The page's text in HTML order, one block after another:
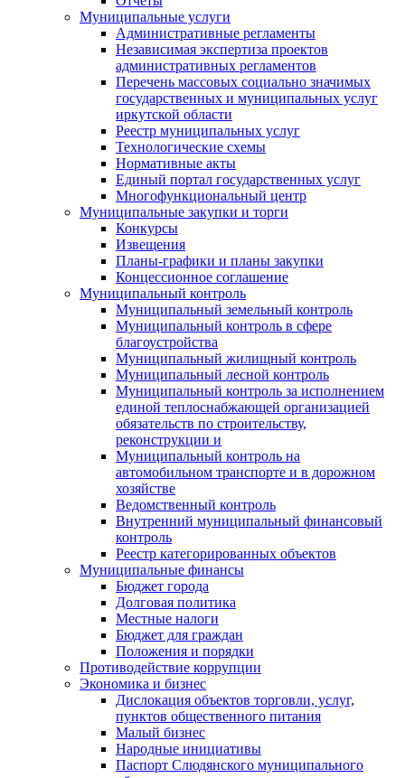
Муниципальные услуги
Административные регламенты
Независимая экспертиза проектов
административных регламентов
Перечень массовых социально значимых
государственных и муниципальных услуг
иркутской области
Реестр муниципальных услуг
Технологические схемы
Нормативные акты
Единый портал государственных услуг
Многофункциональный центр
Муниципальные закупки и торги
Конкурсы
Извещения
Планы-графики и планы закупки
Концессионное соглашение
Муниципальный контроль
Муниципальный земельный контроль
Муниципальный контроль в сфере
благоустройства
Муниципальный жилищный контроль
Муниципальный лесной контроль
Муниципальный контроль за исполнением
единой теплоснабжающей организацией
обязательств по строительству,
реконструкции и
Муниципальный контроль на
автомобильном транспорте и в дорожном
хозяйстве
Ведомственный контроль
Внутренний муниципальный финансовый
контроль
Реестр категорированных объектов
Муниципальные финансы
Бюджет города
Долговая политика
Местные налоги
Бюджет для граждан
Положения и порядки
Противодействие коррупции
Экономика и бизнес
Дислокация объектов торговли, услуг,
пунктов общественного питания
Малый бизнес
Народные инициативы
Паспорт Слюдянского муниципального